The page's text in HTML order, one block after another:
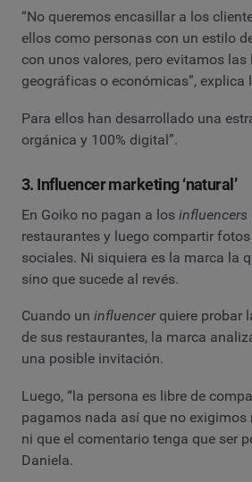
“No queremos encasillar a los
ellos como personas con un estilo
con unos valores, pero evitamos
geográficas o económicas”, explica
Para ellos han desarrollado una
orgánica y 100% digital”.
3. Influencer marketing ‘natural’
En Goiko no pagan a los influencers
restaurantes y luego compartir
sociales. Ni siquiera es la marca la
sino que sucede al revés.
Cuando un influencerquiere probar
de sus restaurantes, la marca
una posible invitación.
Luego, “la persona es libre de
pagamos nada así que no
ni que el comentario tenga que ser
Daniela.